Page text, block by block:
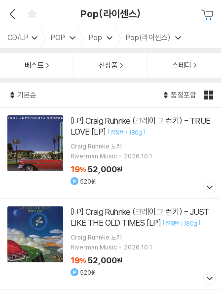
Pop(라이센스)
CD/LP POP Pop Pop(라이센스)
베스트 신상품 스테디
기본순 품절포함
[LP]
LOVE [LP] [ 한정반 / 180g ]
Craig Ruhnke 노래
Riverman Music
2026.10.1.
19% 52,000원
520원
[LP]
LIKE THE OLD TIMES [LP] [한정반 / 180g ]
Craig Ruhnke 노래
Riverman Music
2026.10.1.
19% 52,000원
520원